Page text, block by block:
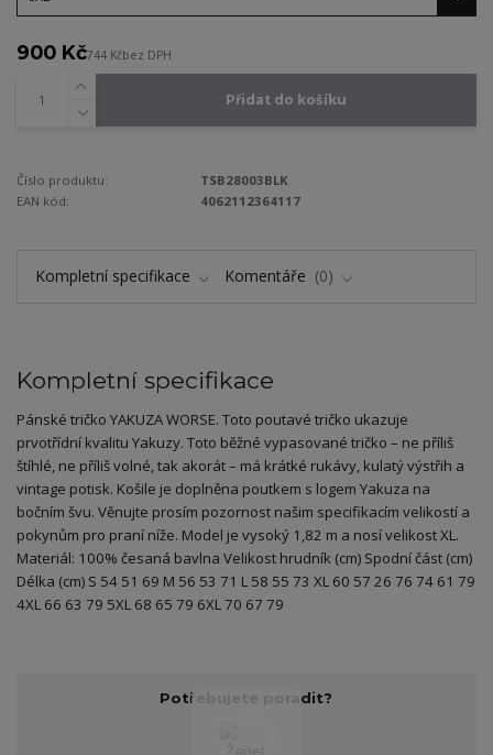
900 Kč744 Kčbez DPH
Přidat do košíku
Číslo produktu:
TSB28003BLK
EAN kód:
4062112364117
Kompletní specifikace Komentáře 0
Kompletní specifikace
Pánské tričko YAKUZA WORSE. Toto poutavé tričko ukazuje
prvotřídní kvalitu Yakuzy. Toto běžné vypasované tričko – ne příliš
štíhlé, ne příliš volné, tak akorát – má krátké rukávy, kulatý výstřih a
vintage potisk. Košile je doplněna poutkem s logem Yakuza na
bočním švu. Věnujte prosím pozornost našim specifikacím velikostí a
pokynům pro praní níže. Model je vysoký 1,82 m a nosí velikost XL.
Materiál: 100% česaná bavlna Velikost hrudník (cm) Spodní část (cm)
Délka (cm) S 54 51 69 M 56 53 71 L 58 55 73 XL 60 57 26 76 74 61 79
4XL 66 63 79 5XL 68 65 79 6XL 70 67 79
Potřebujete poradit?